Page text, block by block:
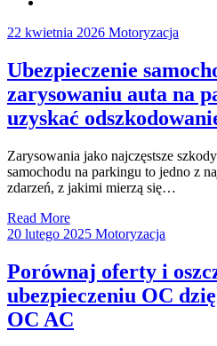
22 kwietnia 2026 Motoryzacja
Ubezpieczenie
zarysowaniu auta na
uzyskać
Zarysowania jako najczęstsze
samochodu na parkingu to jedno z
zdarzeń, z jakimi mierzą się…
Read More
20 lutego 2025 Motoryzacja
Porównaj oferty i
ubezpieczeniu OC
OC AC